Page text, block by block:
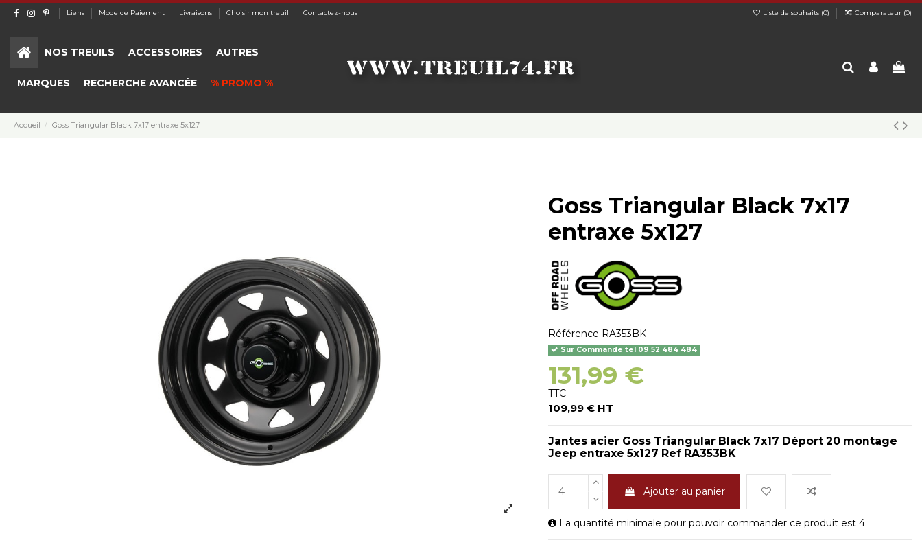
Liens Mode de Paiement Livraisons Choisir mon treuil Contactez-nous Liste de souhaits (0) Comparateur (0)
NOS TREUILS ACCESSOIRES AUTRES
MARQUES RECHERCHE AVANCÉE % PROMO %
Accueil Goss Triangular Black 7x17 entraxe 5x127
Goss Triangular Black 7x17
entraxe 5x127
Référence RA353BK
Sur Commande tel 09 52 484 484
131,99 €
TTC
109,99 € HT
Jantes acier Goss Triangular Black 7x17 Déport 20 montage
Jeep entraxe 5x127 Ref RA353BK
Ajouter au panier
La quantité minimale pour pouvoir commander ce produit est 4.